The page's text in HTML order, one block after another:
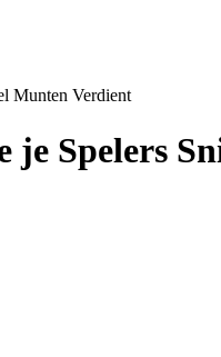
Munten Verdient
je Spelers